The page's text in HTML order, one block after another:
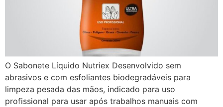
O Sabonete Líquido Nutriex Desenvolvido sem
abrasivos e com esfoliantes biodegradáveis para
limpeza pesada das mãos, indicado para uso
profissional para usar após trabalhos manuais com